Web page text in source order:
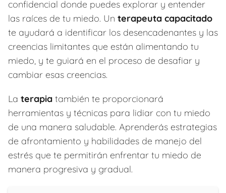
confidencial donde puedes explorar y entender
las raíces de tu miedo. Un terapeuta capacitado
te ayudará a identificar los desencadenantes y las
creencias limitantes que están alimentando tu
miedo, y te guiará en el proceso de desafiar y
cambiar esas creencias.
La terapia también te proporcionará
herramientas y técnicas para lidiar con tu miedo
de una manera saludable. Aprenderás estrategias
de afrontamiento y habilidades de manejo del
estrés que te permitirán enfrentar tu miedo de
manera progresiva y gradual.